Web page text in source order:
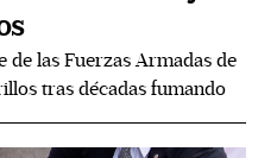
de las Fuerzas Armadas de
tras décadas fumando